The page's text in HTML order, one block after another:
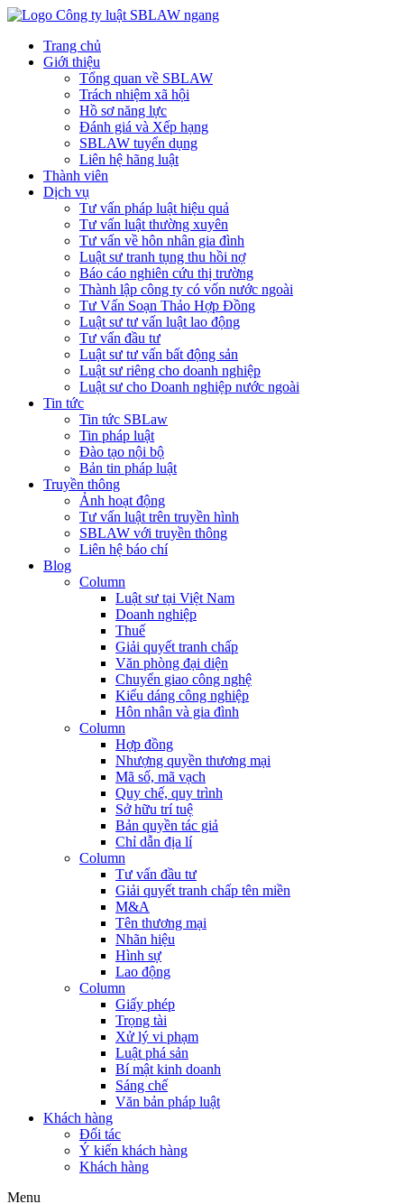
Trang chủ
Giới thiệu
Tổng quan về SBLAW
Trách nhiệm xã hội
Hồ sơ năng lực
Đánh giá và Xếp hạng
SBLAW tuyển dụng
Liên hệ hãng luật
Thành viên
Dịch vụ
Tư vấn pháp luật hiệu quả
Tư vấn luật thường xuyên
Tư vấn về hôn nhân gia đình
Luật sư tranh tụng thu hồi nợ
Báo cáo nghiên cứu thị trường
Thành lập công ty có vốn nước ngoài
Tư Vấn Soạn Thảo Hợp Đồng
Luật sư tư vấn luật lao động
Tư vấn đầu tư
Luật sư tư vấn bất động sản
Luật sư riêng cho doanh nghiệp
Luật sư cho Doanh nghiệp nước ngoài
Tin tức
Tin tức SBLaw
Tin pháp luật
Đào tạo nội bộ
Bản tin pháp luật
Truyền thông
Ảnh hoạt động
Tư vấn luật trên truyền hình
SBLAW với truyền thông
Liên hệ báo chí
Blog
Column
Luật sư tại Việt Nam
Doanh nghiệp
Thuế
Giải quyết tranh chấp
Văn phòng đại diện
Chuyển giao công nghệ
Kiểu dáng công nghiệp
Hôn nhân và gia đình
Column
Hợp đồng
Nhượng quyền thương mại
Mã số, mã vạch
Quy chế, quy trình
Sở hữu trí tuệ
Bản quyền tác giả
Chỉ dẫn địa lí
Column
Tư vấn đầu tư
Giải quyết tranh chấp tên miền
M&A
Tên thương mại
Nhãn hiệu
Hình sự
Lao động
Column
Giấy phép
Trọng tài
Xử lý vi phạm
Luật phá sản
Bí mật kinh doanh
Sáng chế
Văn bản pháp luật
Khách hàng
Đối tác
Ý kiến khách hàng
Khách hàng
Menu